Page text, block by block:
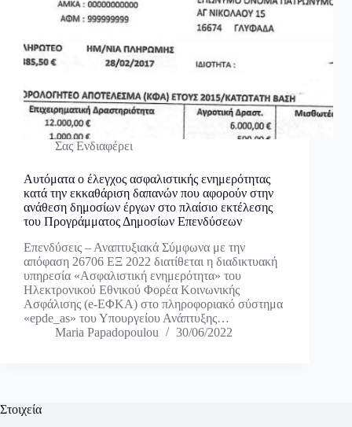
Σας Ενδιαφέρει
Αυτόματα ο έλεγχος ασφαλιστικής ενημερότητας
κατά την εκκαθάριση δαπανών που αφορούν στην
ανάθεση δημοσίων έργων στο πλαίσιο εκτέλεσης
του Προγράμματος Δημοσίων Επενδύσεων
Επενδύσεις – Αναπτυξιακά Σύμφωνα με την
απόφαση 26706 ΕΞ 2022 διατίθεται η διαδικτυακή
υπηρεσία «Ασφαλιστική ενημερότητα» του
Ηλεκτρονικού Εθνικού Φορέα Κοινωνικής
Ασφάλισης (e-ΕΦΚΑ) στο πληροφοριακό σύστημα
«epde_as» του Υπουργείου Ανάπτυξης…
Maria Papadopoulou
30/06/2022
Στοιχεία